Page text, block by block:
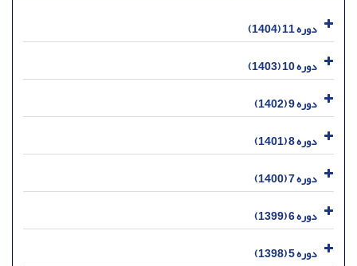
دوره 11 (1404)
دوره 10 (1403)
دوره 9 (1402)
دوره 8 (1401)
دوره 7 (1400)
دوره 6 (1399)
دوره 5 (1398)